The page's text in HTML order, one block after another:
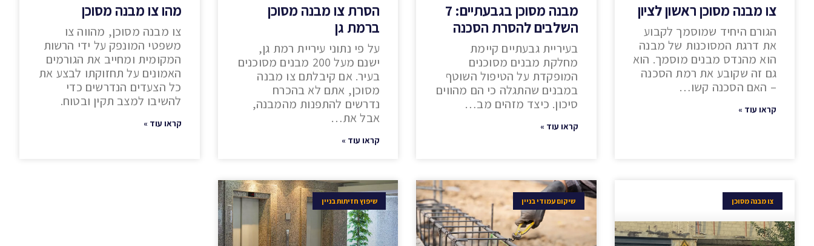
צו מבנה מסוכן ראשון לציון
הגורם היחיד שמוסמך לקבוע
את דרגת המסוכנות של מבנה
הוא מהנדס מבנים מוסמך. הוא
גם זה שקובע את רמת הסכנה
– האם הסכנה קשו…
קראו עוד »
מבנה מסוכן בגבעתיים: 7
השלבים להסרת הסכנה
בעיריית גבעתיים קיימת
מחלקת מבנים מסוכנים
המופקדת על הטיפול השוטף
במבנים שהתגלה כי הם מהווים
סיכון. כיצד מזהים מב…
קראו עוד »
הסרת צו מבנה מסוכן
ברמת גן
על פי נתוני עיריית רמת גן,
ישנם מעל 200 מבנים מסוכנים
בעיר. אם קיבלתם צו מבנה
מסוכן, אתם לא בהכרח
נדרשים להתפנות מהמבנה,
אבל את…
קראו עוד »
מהו צו מבנה מסוכן
צו מבנה מסוכן, מהווה צו
משפטי המונפק על ידי הרשות
המקומית ומחייב את הגורמים
האמונים על תחזוקתו לבצע את
כל הצעדים הנדרשים כדי
להשיבו למצב תקין ובטוח.
קראו עוד »
צו מבנה מסוכן שיקום עמודי בניין שיפוץ חזיתות בניין